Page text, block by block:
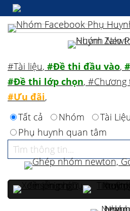
#Tài liệu, #Đề thi đầu vào,
#Đề thi lớp chọn, #Chương
#Ưu đãi,
Tất cả
Nhóm
Tài Liệu
Phụ huynh quan tâm